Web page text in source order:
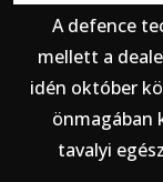
A defence
mellett a
idén október
önmagában
tavalyi